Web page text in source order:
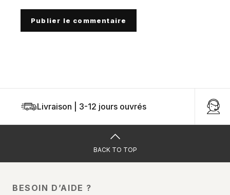
Publier le commentaire
Livraison | 3-12 jours ouvrés
BACK TO TOP
BESOIN D’AIDE ?